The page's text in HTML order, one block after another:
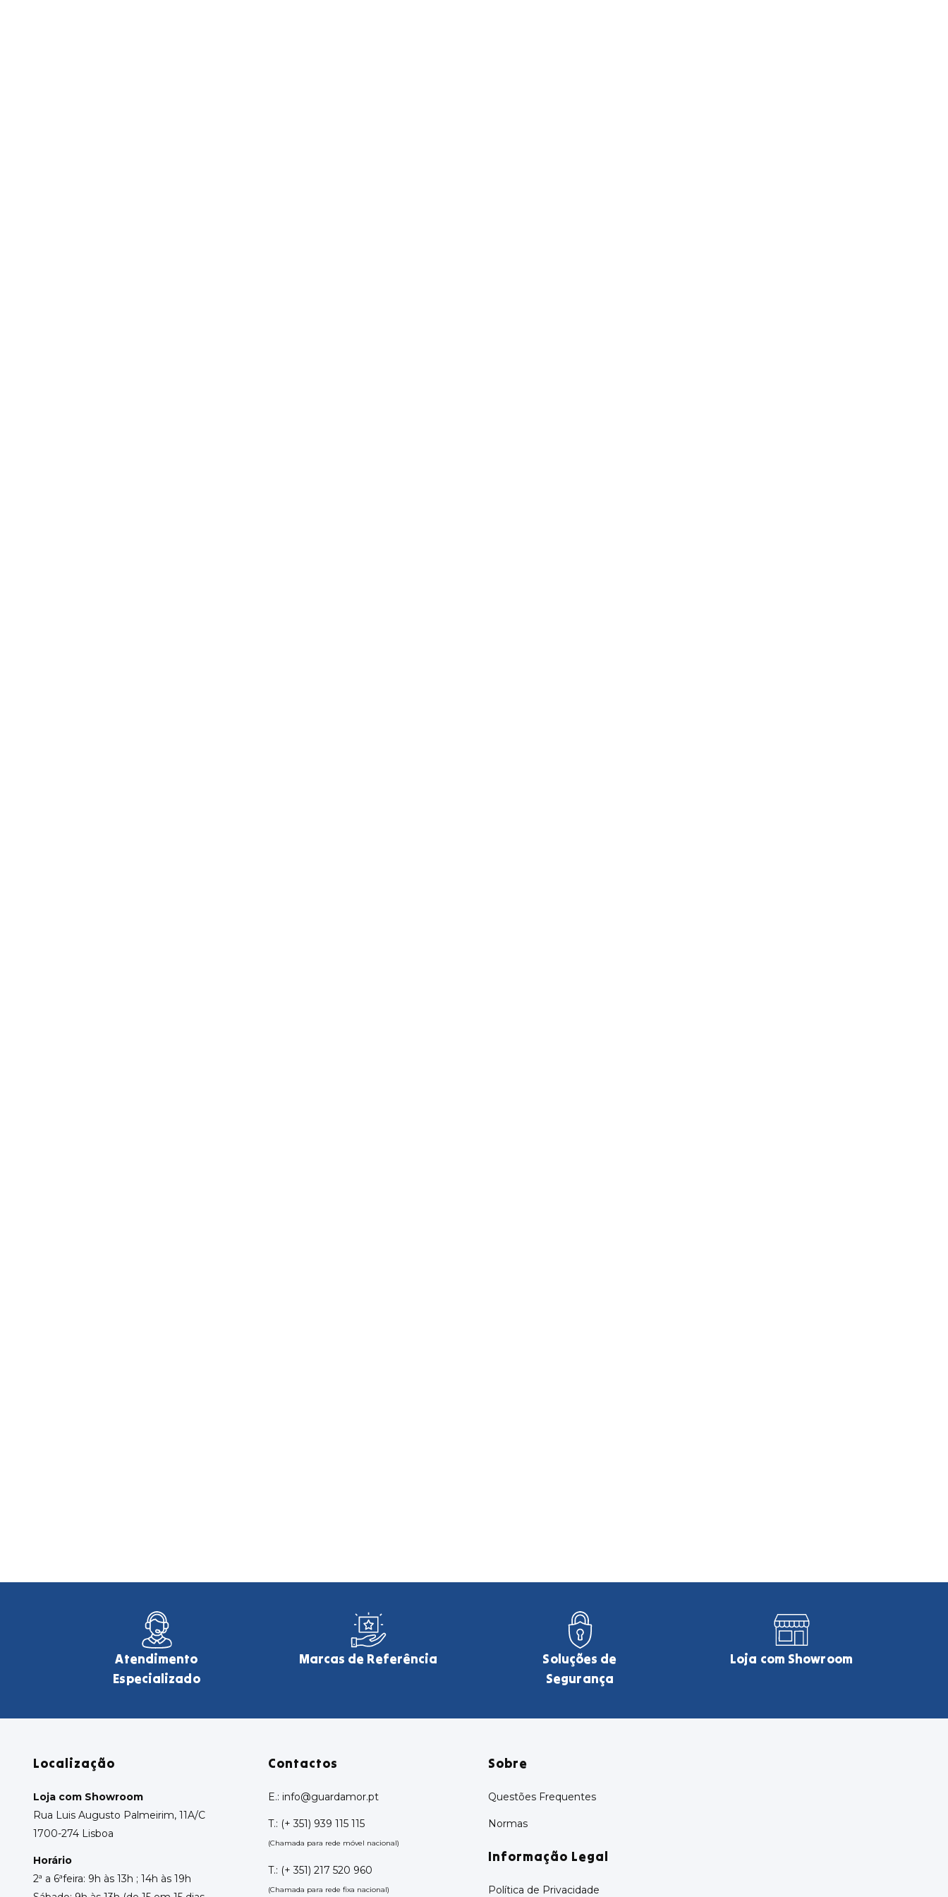
Atendimento
Especializado
Marcas de Referência
Soluções de
Segurança
Loja com Showroom
Localização
Loja com Showroom
Rua Luis Augusto Palmeirim, 11A/C
1700-274 Lisboa
Horário
2ª a 6ªfeira: 9h às 13h ; 14h às 19h
Contactos
E.: info@guardamor.pt
T.: (+ 351) 939 115 115
(Chamada para rede móvel nacional)
T.: (+ 351) 217 520 960
(Chamada para rede fixa nacional)
Sobre
Questões Frequentes
Normas
Informação Legal
Política de Privacidade